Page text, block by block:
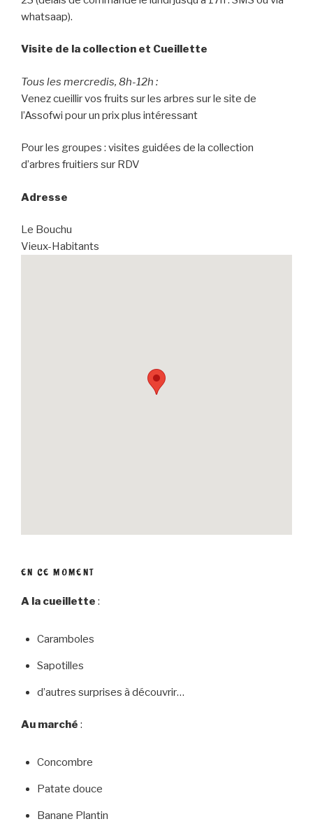
ê
t
r
n
)
whatsaap).
Visite de la collection et Cueillette
Tous les mercredis, 8h-12h :
Venez cueillir vos fruits sur les arbres sur le site de
l’Assofwi pour un prix plus intéressant
Pour les groupes : visites guidées de la collection
d’arbres fruitiers sur RDV
Adresse
Le Bouchu
Vieux-Habitants
EN CE MOMENT
A la cueillette :
Caramboles
Sapotilles
d’autres surprises à découvrir…
Au marché :
Concombre
Patate douce
Banane Plantin